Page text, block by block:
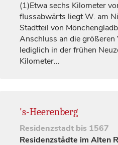
(1)Etwa sechs Kilometer
flussabwärts liegt W. am
Stadtteil von
Anschluss an die größeren
lediglich in der frühen
Kilometer…
's-Heerenberg
Residenzstadt bis 1567
Residenzstädte im Alten